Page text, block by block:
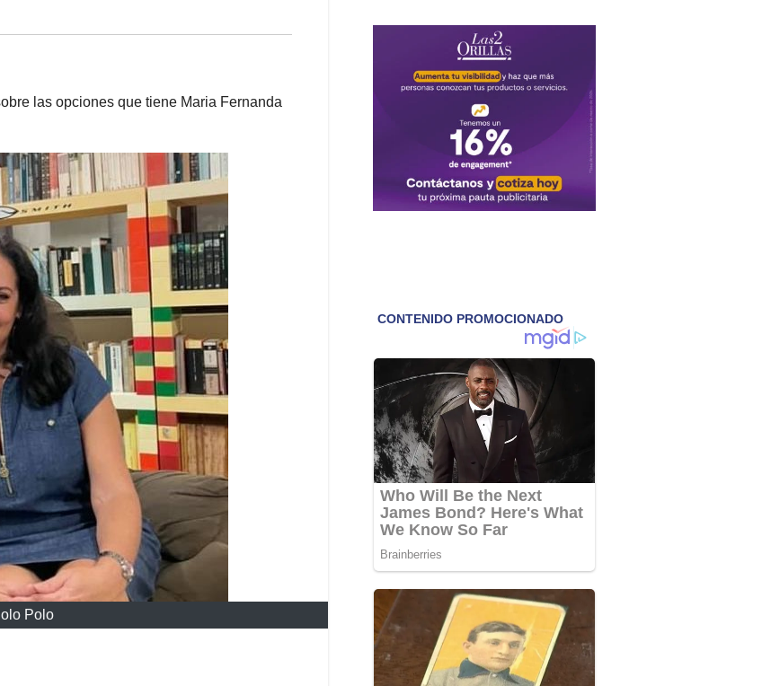
las opciones que tiene Maria Fernanda
Polo